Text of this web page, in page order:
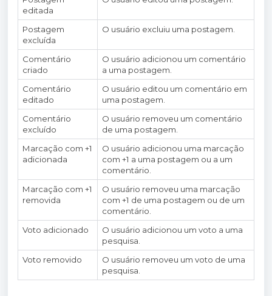
editada
Postagem
excluída
O usuário excluiu uma postagem.
Comentário
criado
O usuário adicionou um comentário
a uma postagem.
Comentário
editado
O usuário editou um comentário em
uma postagem.
Comentário
excluído
O usuário removeu um comentário
de uma postagem.
Marcação com +1
adicionada
O usuário adicionou uma marcação
com +1 a uma postagem ou a um
comentário.
Marcação com +1
removida
O usuário removeu uma marcação
com +1 de uma postagem ou de um
comentário.
Voto adicionado
O usuário adicionou um voto a uma
pesquisa.
Voto removido
O usuário removeu um voto de uma
pesquisa.